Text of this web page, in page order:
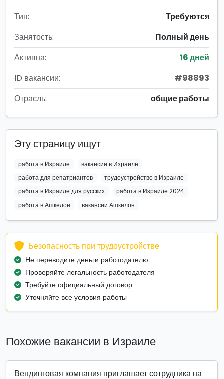
Тип:
Требуются
Занятость:
Полный день
Активна:
16 дней
ID вакансии:
#98893
Отрасль:
общие работы
Эту страницу ищут
работа в Израиле
вакансии в Израиле
работа для репатриантов
трудоустройство в Израиле
работа в Израиле для русских
работа в Израиле 2024
работа в Ашкелон
вакансии Ашкелон
Безопасность при трудоустройстве
Не переводите деньги работодателю
Проверяйте легальность работодателя
Требуйте официальный договор
Уточняйте все условия работы
Похожие вакансии в Израиле
Вендинговая компания приглашает сотрудника на